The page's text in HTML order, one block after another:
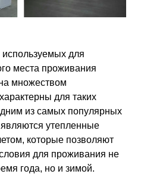
для
места проживания
множеством
для таких
из самых популярных
утепленные
которые позволяют
для проживания не
года, но и зимой.